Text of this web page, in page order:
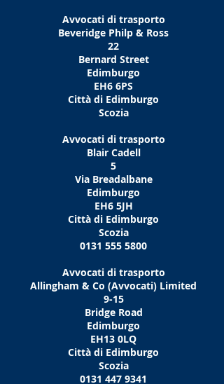
Avvocati di trasporto
Beveridge Philp & Ross
22
Bernard Street
Edimburgo
EH6 6PS
Città di Edimburgo
Scozia
Avvocati di trasporto
Blair Cadell
5
Via Breadalbane
Edimburgo
EH6 5JH
Città di Edimburgo
Scozia
0131 555 5800
Avvocati di trasporto
Allingham & Co (Avvocati) Limited
9-15
Bridge Road
Edimburgo
EH13 0LQ
Città di Edimburgo
Scozia
0131 447 9341